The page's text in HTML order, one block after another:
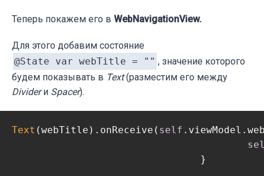
Теперь покажем его в WebNavigationView.
Для этого добавим состояние
@State var webTitle = "" , значение которого
будем показывать в Text(разместим его между
Dividerи Spacer).
Text (webTitle).onReceive( self
				}